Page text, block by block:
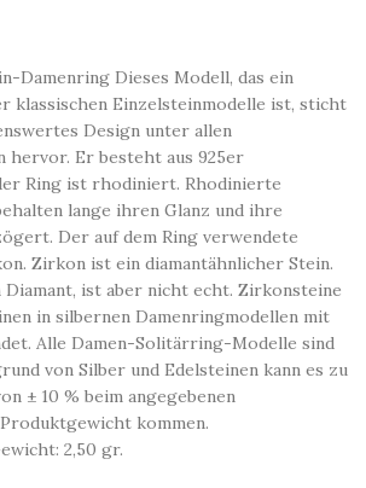
Damenring Dieses Modell, das ein
klassischen Einzelsteinmodelle ist, sticht
Design unter allen
hervor. Er besteht aus 925er
Ring ist rhodiniert. Rhodinierte
lange ihren Glanz und ihre
Der auf dem Ring verwendete
Zirkon ist ein diamantähnlicher Stein.
Diamant, ist aber nicht echt. Zirkonsteine
in silbernen Damenringmodellen mit
Alle Damen-Solitärring-Modelle sind
von Silber und Edelsteinen kann es zu
± 10 % beim angegebenen
kommen.
2,50 gr.